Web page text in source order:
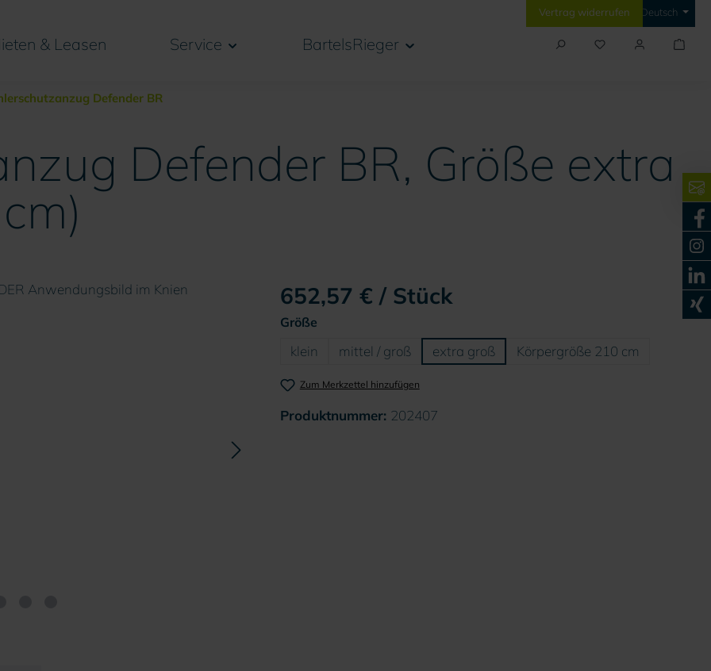
Vertrag widerrufen Deutsch
& Leasen Service BartelsRieger
Defender BR
Defender BR, Größe extra
652,57 € / Stück
Größeauswählen
klein mittel / groß extra groß Körpergröße 210 cm
Zum Merkzettel hinzufügen
Produktnummer: 202407